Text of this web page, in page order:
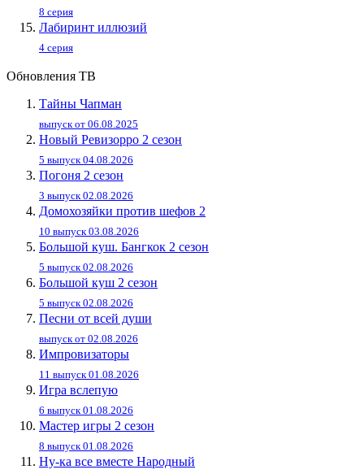
8 серия
Лабиринт иллюзий
4 серия
Обновления ТВ
Тайны Чапман
выпуск от 06.08.2025
Новый Ревизорро 2 сезон
5 выпуск 04.08.2026
Погоня 2 сезон
3 выпуск 02.08.2026
Домохозяйки против шефов 2
10 выпуск 03.08.2026
Большой куш. Бангкок 2 сезон
5 выпуск 02.08.2026
Большой куш 2 сезон
5 выпуск 02.08.2026
Песни от всей души
выпуск от 02.08.2026
Импровизаторы
11 выпуск 01.08.2026
Игра вслепую
6 выпуск 01.08.2026
Мастер игры 2 сезон
8 выпуск 01.08.2026
Ну-ка все вместе Народный